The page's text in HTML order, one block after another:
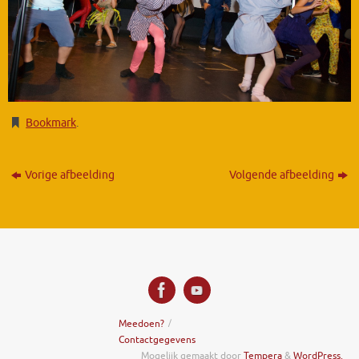
Bookmark.
Vorige afbeelding Volgende afbeelding
Meedoen?
Contactgegevens
Mogelijk gemaakt doorTempera&WordPress.